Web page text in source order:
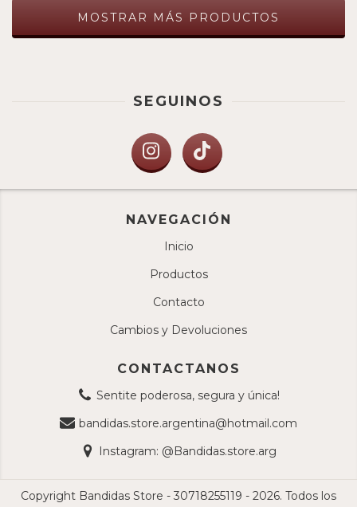
MOSTRAR MÁS PRODUCTOS
SEGUINOS
NAVEGACIÓN
Inicio
Productos
Contacto
Cambios y Devoluciones
CONTACTANOS
Sentite poderosa, segura y única!
bandidas.store.argentina@hotmail.com
Instagram: @Bandidas.store.arg
Copyright Bandidas Store - 30718255119 - 2026. Todos los